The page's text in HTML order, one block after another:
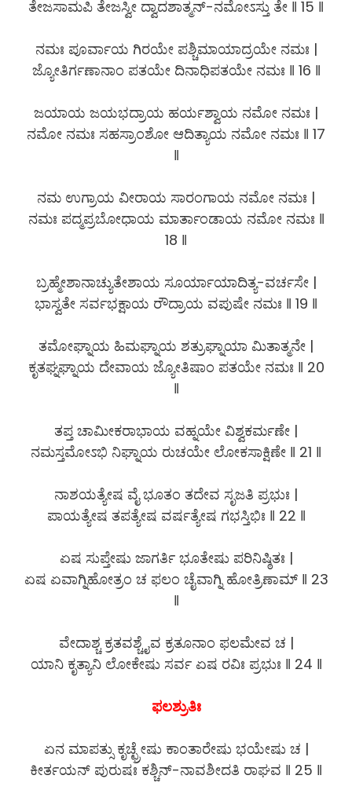
ತೇಜಸಾಮಪಿ ತೇಜಸ್ವೀ ದ್ವಾದಶಾತ್ಮನ್-ನಮೋಽಸ್ತು ತೇ ‖ 15 ‖
ನಮಃ ಪೂರ್ವಾಯ ಗಿರಯೇ ಪಶ್ಚಿಮಾಯಾದ್ರಯೇ ನಮಃ |
ಜ್ಯೋತಿರ್ಗಣಾನಾಂ ಪತಯೇ ದಿನಾಧಿಪತಯೇ ನಮಃ ‖ 16 ‖
ಜಯಾಯ ಜಯಭದ್ರಾಯ ಹರ್ಯಶ್ವಾಯ ನಮೋ ನಮಃ |
ನಮೋ ನಮಃ ಸಹಸ್ರಾಂಶೋ ಆದಿತ್ಯಾಯ ನಮೋ ನಮಃ ‖ 17
‖
ನಮ ಉಗ್ರಾಯ ವೀರಾಯ ಸಾರಂಗಾಯ ನಮೋ ನಮಃ |
ನಮಃ ಪದ್ಮಪ್ರಬೋಧಾಯ ಮಾರ್ತಾಂಡಾಯ ನಮೋ ನಮಃ ‖
18 ‖
ಬ್ರಹ್ಮೇಶಾನಾಚ್ಯುತೇಶಾಯ ಸೂರ್ಯಾಯಾದಿತ್ಯ-ವರ್ಚಸೇ |
ಭಾಸ್ವತೇ ಸರ್ವಭಕ್ಷಾಯ ರೌದ್ರಾಯ ವಪುಷೇ ನಮಃ ‖ 19 ‖
ತಮೋಘ್ನಾಯ ಹಿಮಘ್ನಾಯ ಶತ್ರುಘ್ನಾಯಾ ಮಿತಾತ್ಮನೇ |
ಕೃತಘ್ನಘ್ನಾಯ ದೇವಾಯ ಜ್ಯೋತಿಷಾಂ ಪತಯೇ ನಮಃ ‖ 20
‖
ತಪ್ತ ಚಾಮೀಕರಾಭಾಯ ವಹ್ನಯೇ ವಿಶ್ವಕರ್ಮಣೇ |
ನಮಸ್ತಮೋಽಭಿ ನಿಘ್ನಾಯ ರುಚಯೇ ಲೋಕಸಾಕ್ಷಿಣೇ ‖ 21 ‖
ನಾಶಯತ್ಯೇಷ ವೈ ಭೂತಂ ತದೇವ ಸೃಜತಿ ಪ್ರಭುಃ |
ಪಾಯತ್ಯೇಷ ತಪತ್ಯೇಷ ವರ್ಷತ್ಯೇಷ ಗಭಸ್ತಿಭಿಃ ‖ 22 ‖
ಏಷ ಸುಪ್ತೇಷು ಜಾಗರ್ತಿ ಭೂತೇಷು ಪರಿನಿಷ್ಠಿತಃ |
ಏಷ ಏವಾಗ್ನಿಹೋತ್ರಂ ಚ ಫಲಂ ಚೈವಾಗ್ನಿ ಹೋತ್ರಿಣಾಮ್ ‖ 23
‖
ವೇದಾಶ್ಚ ಕ್ರತವಶ್ಚೈವ ಕ್ರತೂನಾಂ ಫಲಮೇವ ಚ |
ಯಾನಿ ಕೃತ್ಯಾನಿ ಲೋಕೇಷು ಸರ್ವ ಏಷ ರವಿಃ ಪ್ರಭುಃ ‖ 24 ‖
ಫಲಶ್ರುತಿಃ
ಏನ ಮಾಪತ್ಸು ಕೃಚ್ಛ್ರೇಷು ಕಾಂತಾರೇಷು ಭಯೇಷು ಚ |
ಕೀರ್ತಯನ್ ಪುರುಷಃ ಕಶ್ಚಿನ್-ನಾವಶೀದತಿ ರಾಘವ ‖ 25 ‖